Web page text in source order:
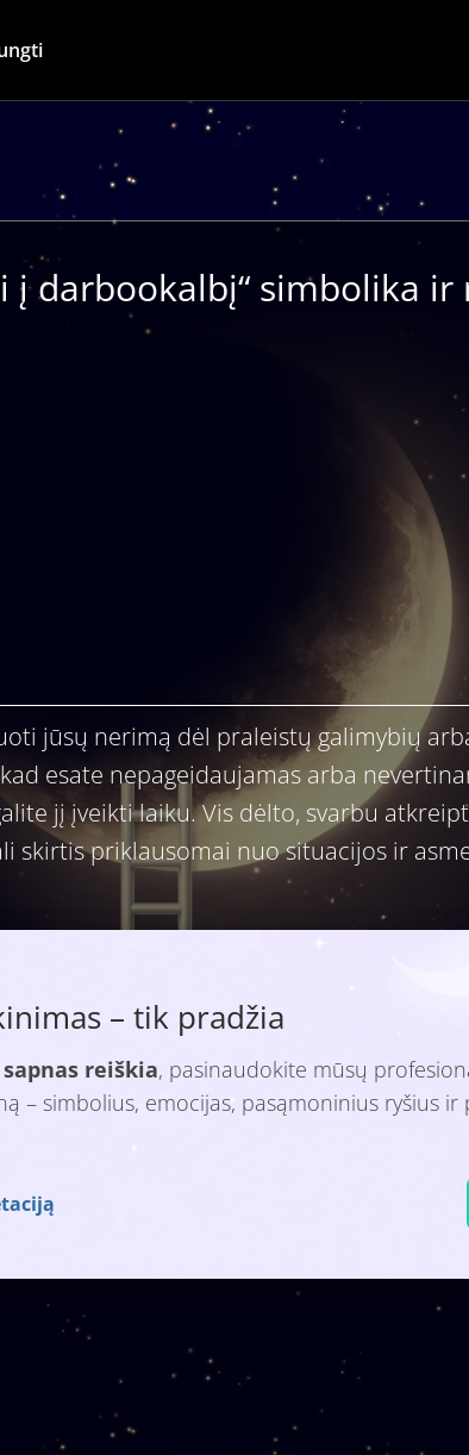
į darbookalbį“ simbolika ir
jūsų nerimą dėl praleistų galimybių
esate nepageidaujamas arba
jį įveikti laiku. Vis dėlto, svarbu
skirtis priklausomai nuo situacijos ir
– tik pradžia
reiškia, pasinaudokite mūsų
– simbolius, emocijas, pasąmoninius ryšius ir